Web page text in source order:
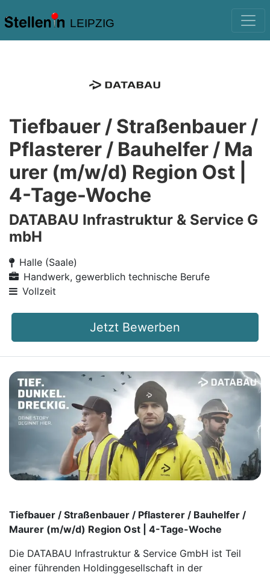
LEIPZIG
Tiefbauer / Straßenbauer /
Pflasterer / Bauhelfer / Ma
urer (m/w/d) Region Ost |
4-Tage-Woche
DATABAU Infrastruktur & Service G
mbH
Halle (Saale)
Handwerk, gewerblich technische Berufe
Vollzeit
Jetzt Bewerben
Tiefbauer / Straßenbauer / Pflasterer / Bauhelfer /
Maurer (m⁠/⁠w⁠/⁠d) Region Ost | 4-Tage-Woche
Die DATABAU Infrastruktur & Service GmbH ist Teil
einer führenden Holdinggesellschaft in der